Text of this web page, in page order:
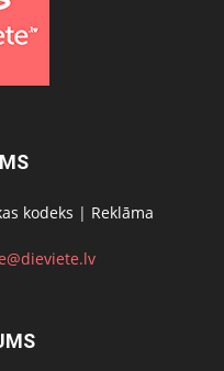
kodeks | Reklāma